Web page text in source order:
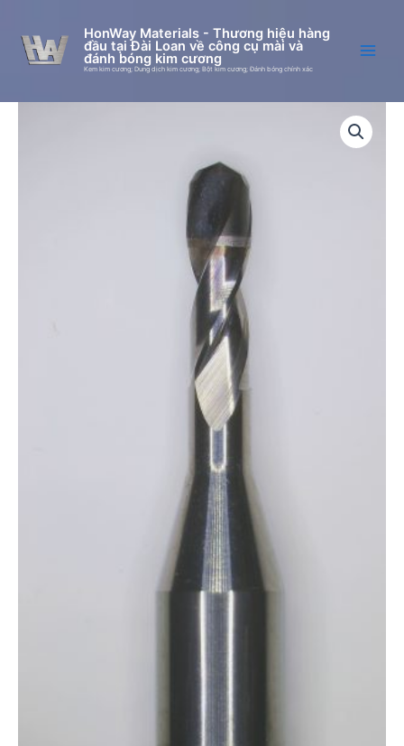
content
HonWay Materials - Thương hiệu hàng
đầu tại Đài Loan về công cụ mài và
đánh bóng kim cương
Kem kim cương; Dung dịch kim cương; Bột kim cương; Đánh bóng chính xác